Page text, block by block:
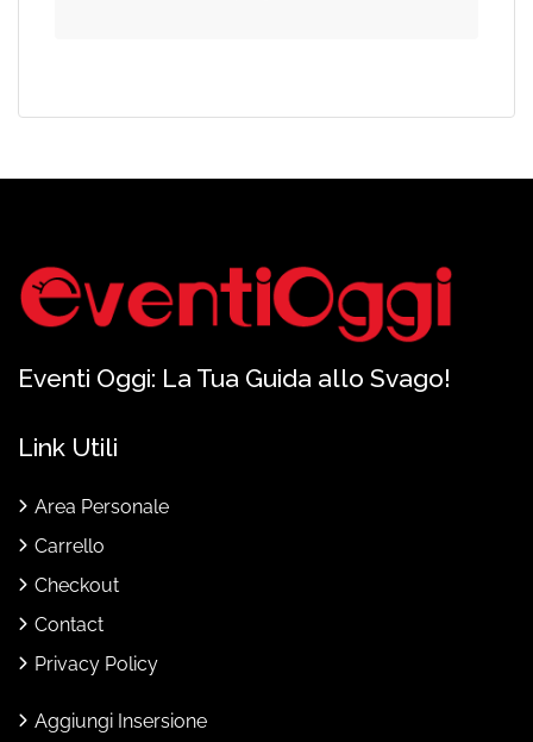
Eventi Oggi: La Tua Guida allo Svago!
Link Utili
Area Personale
Carrello
Checkout
Contact
Privacy Policy
Aggiungi Insersione